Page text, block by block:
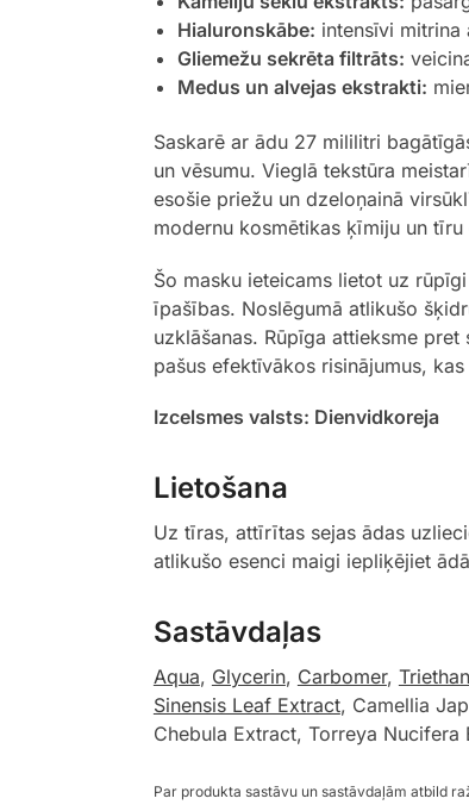
Hialuronskābe: intensīvi
Gliemežu sekrēta filtrāts:
Medus un alvejas ekstrakti:
Saskarē ar ādu 27 mililitri
un vēsumu. Vieglā tekstūra
esošie priežu un dzeloņainā
modernu kosmētikas ķīmiju un tīru
Šo masku ieteicams lietot uz
īpašības. Noslēgumā atlikušo
uzklāšanas. Rūpīga attieksme
pašus efektīvākos risinājumus,
Izcelsmes valsts: Dienvidkoreja
Lietošana
Uz tīras, attīrītas sejas ādas
atlikušo esenci maigi iepliķējiet
Sastāvdaļas
Aqua, Glycerin, Carbomer,
Sinensis Leaf Extract, Camellia
Chebula Extract, Torreya
Par produkta sastāvu un sastāvdaļām atbild